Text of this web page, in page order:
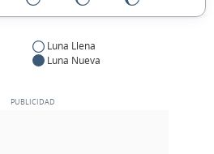
Luna Llena
Luna Nueva